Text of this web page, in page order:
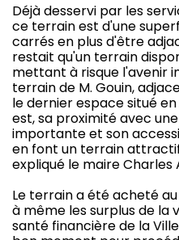
Déjà desservi par les
ce terrain est d'une
carrés en plus d'être
restait qu'un terrain
mettant à risque l'avenir
terrain de M. Gouin,
le dernier espace situé
est, sa proximité avec
importante et son
en font un terrain
expliqué le maire Charles
Le terrain a été acheté
à même les surplus de la
santé financière de la